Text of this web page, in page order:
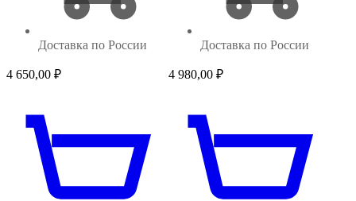
Доставка по России
4 650,00 ₽
Доставка по России
4 980,00 ₽